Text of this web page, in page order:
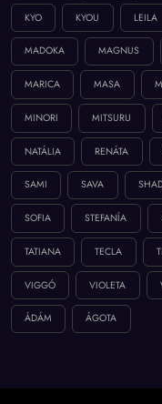
KYO KYOU LEILA
MADOKA MAGNUS
MARICA MASA
MINORI MITSURU
NATÁLIA RENÁTA
SAMI SAVA
SOFIA STEFANÍA
TATIANA TECLA
VIGGÓ VIOLETA
ÁDÁM ÁGOTA